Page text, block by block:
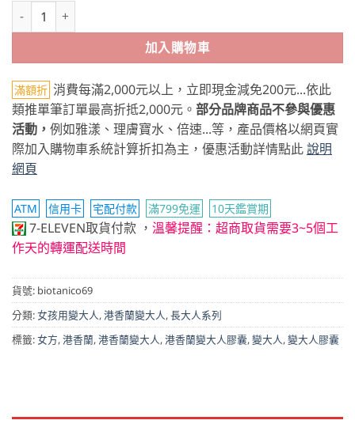
港香蘭 變大人膠囊-女(90粒) (六入組) 數量
加入購物車
滿額折 消費每滿2,000元以上，立即現金減免200元...依此
類推單筆訂單最高折抵2,000元。 部分品牌商品不參與優惠
活動， 例如雅漾、理膚寶水、倍速...等，產品價格以網頁實
際加入購物車系統計算折扣為主，優惠活動詳情點此說明
網頁
ATM 信用卡 宅配付款 滿799免運 10天鑑賞期
7-ELEVEN取貨付款 ， 溫馨提醒：超商取貨需要3~5個工
作天的轉運配送時間
貨號: biotanico69
分類:女孩用變大人,港香蘭變大人,長大人系列
標籤:女方,港香蘭,港香蘭變大人,港香蘭變大人膠囊,變大人,變大人膠囊